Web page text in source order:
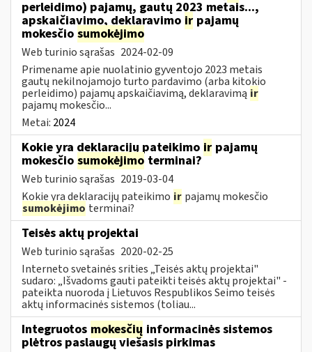
perleidimo) pajamų, gautų 2023 metais...,
apskaičiavimo, deklaravimo ir pajamų
mokesčio sumokėjimo
Web turinio sąrašas 2024-02-09
Primename apie nuolatinio gyventojo 2023 metais
gautų nekilnojamojo turto pardavimo (arba kitokio
perleidimo) pajamų apskaičiavimą, deklaravimą ir
pajamų mokesčio...
Metai: 2024
Kokie yra deklaracijų pateikimo ir pajamų
mokesčio sumokėjimo terminai?
Web turinio sąrašas 2019-03-04
Kokie yra deklaracijų pateikimo ir pajamų mokesčio
sumokėjimo terminai?
Teisės aktų projektai
Web turinio sąrašas 2020-02-25
Interneto svetainės srities „Teisės aktų projektai"
sudaro: „Išvadoms gauti pateikti teisės aktų projektai" -
pateikta nuoroda į Lietuvos Respublikos Seimo teisės
aktų informacinės sistemos (toliau...
Integruotos mokesčių informacinės sistemos
plėtros paslaugų viešasis pirkimas